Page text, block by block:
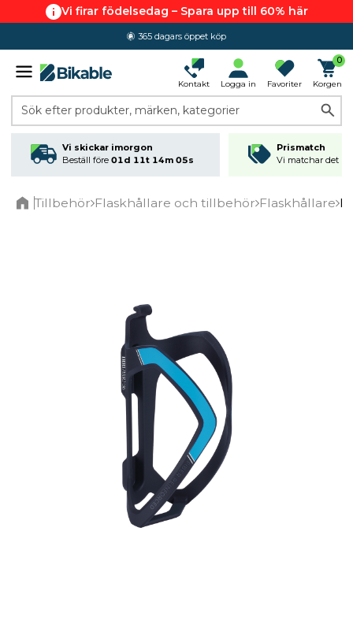
Vi firar födelsedag – Spara upp till 60% här
365 dagars öppet köp
4.6 av 5.0
Kontakt Logga in Favoriter
0
Korgen
Sök efter produkter, märken, kategorier
Vi skickar imorgon
Beställ före 01d 11t 14m 05s
Prismatch
Vi matchar det
Tillbehör Flaskhållare och tillbehör Flaskhållare